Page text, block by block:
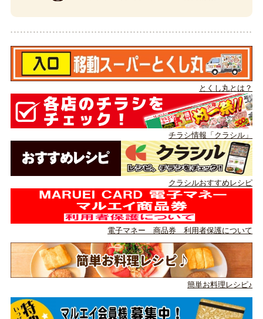
とくし丸とは？
チラシ情報「クラシル」
クラシルおすすめレシピ
電子マネー 商品券 利用者保護について
簡単お料理レシピ♪